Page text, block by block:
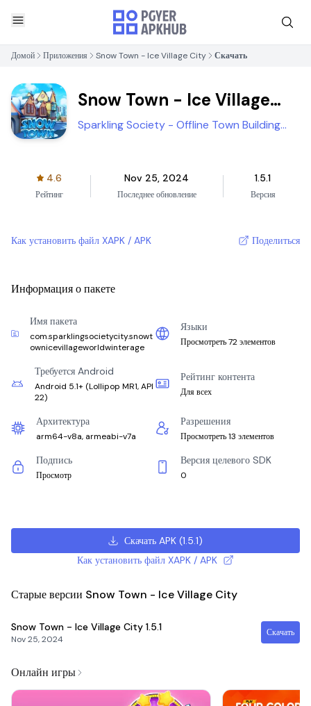
Домой Приложения Snow Town - Ice Village City Скачать
Snow Town - Ice Village
City
Sparkling Society - Offline Town Building
4.6
Рейтинг
Nov 25, 2024
Последнее обновление
1.5.1
Версия
Как установить файл XAPK / APK Поделиться
Информация о пакете
Имя пакета
com.sparklingsocietycity.snowt
ownicevillageworldwinterage
Языки
Просмотреть 72 элементов
Требуется Android
Android 5.1+ (Lollipop MR1, API
22)
Рейтинг контента
Для всех
Архитектура
arm64-v8a, armeabi-v7a
Разрешения
Просмотреть 13 элементов
Подпись
Просмотр
Версия целевого SDK
0
Скачать APK (1.5.1)
Как установить файл XAPK / APK
Старые версии Snow Town - Ice Village City
Snow Town - Ice Village City 1.5.1
Nov 25, 2024
Скачать
Онлайн игры